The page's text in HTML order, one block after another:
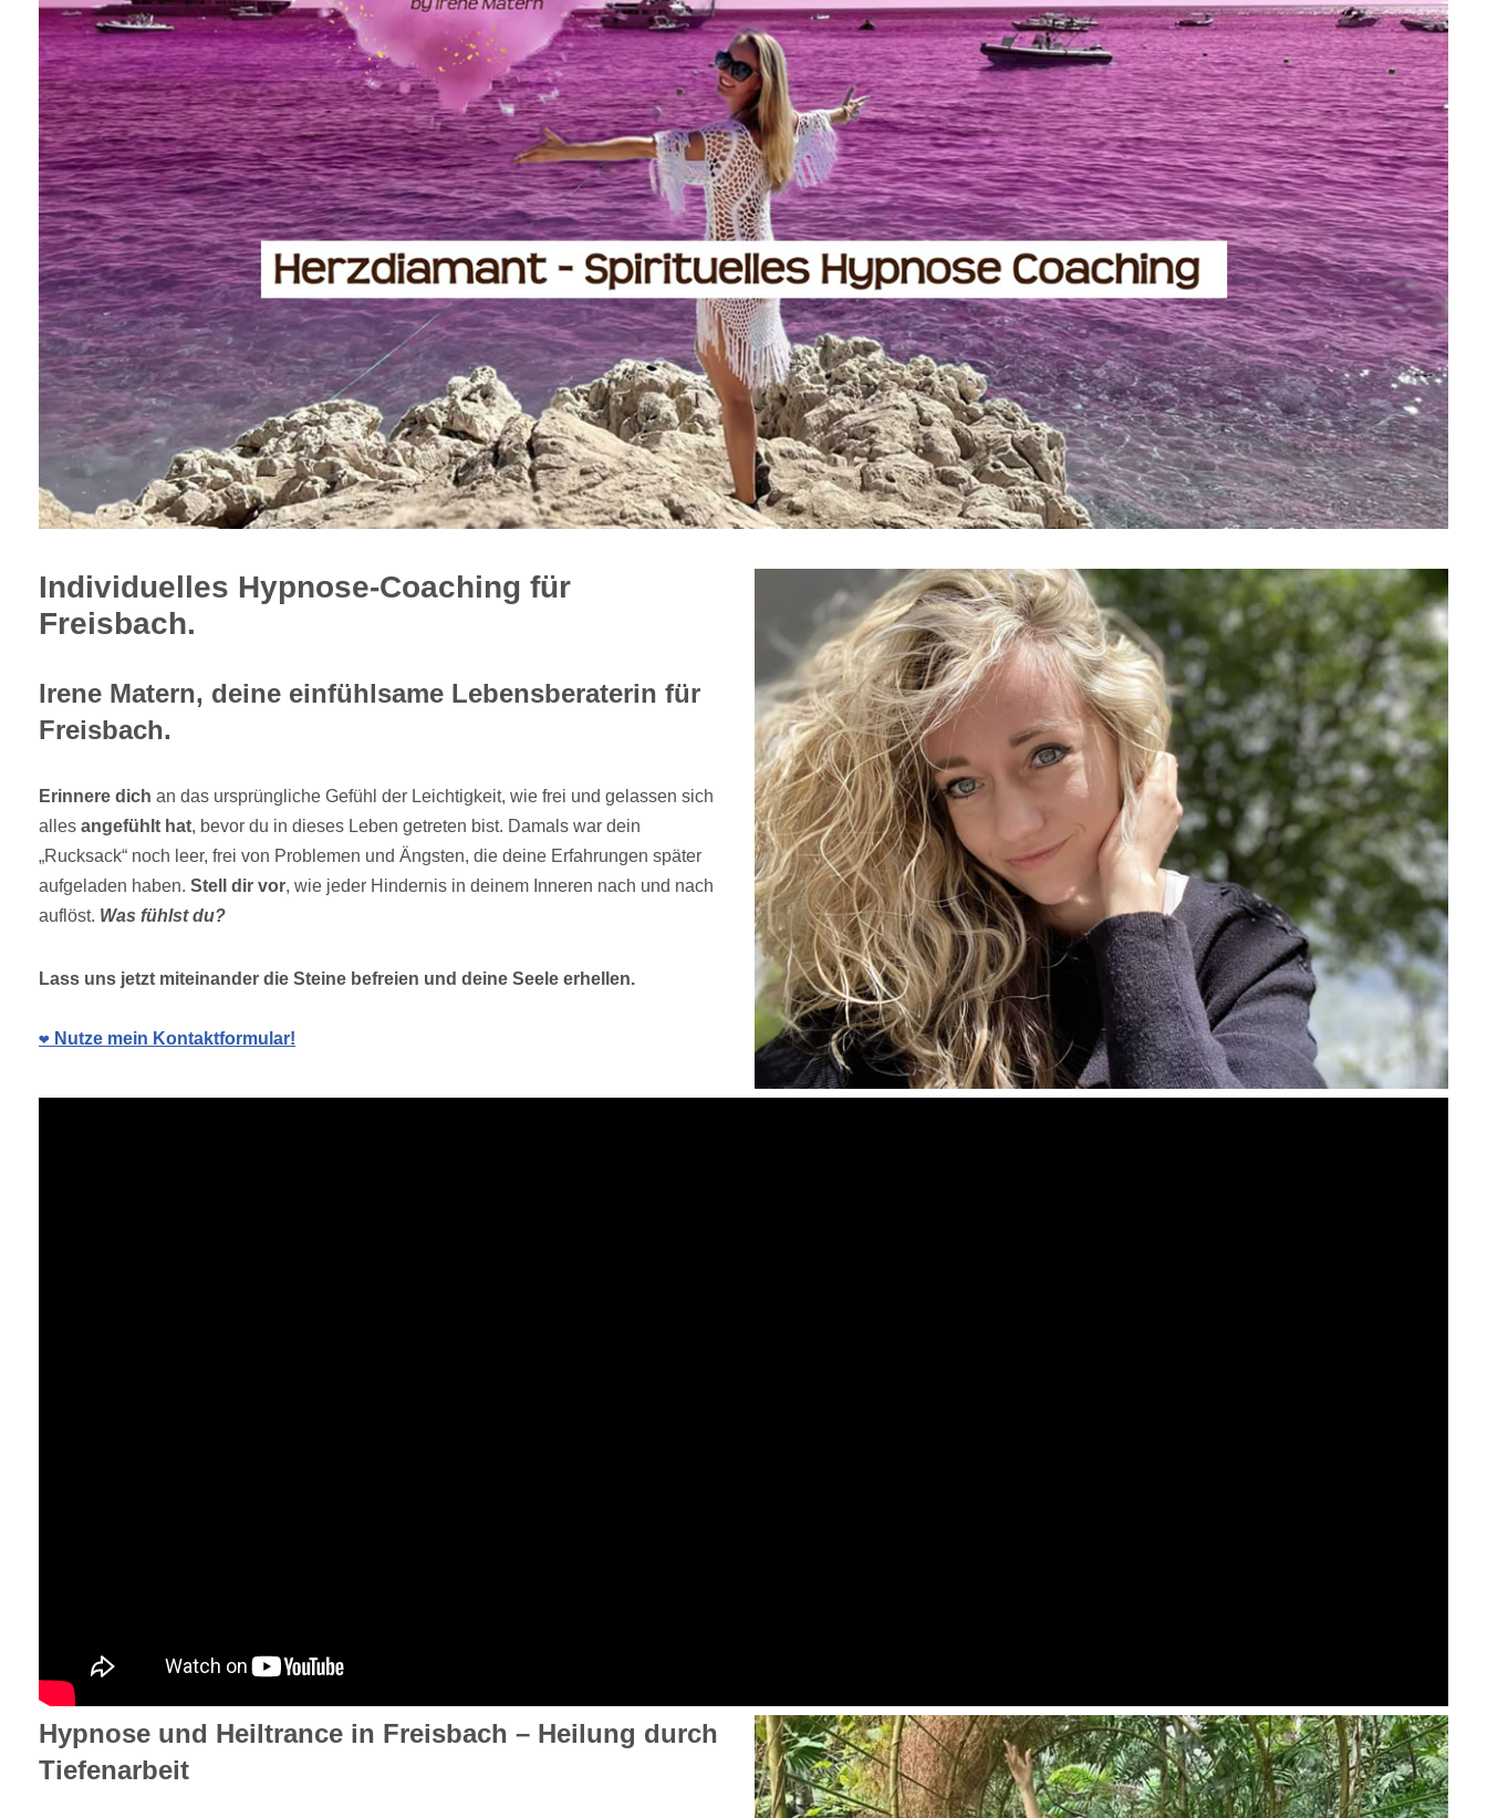
Individuelles Hypnose-Coaching für
Freisbach.
Irene Matern, deine einfühlsame Lebensberaterin für
Freisbach.
Erinnere dich an das ursprüngliche Gefühl der Leichtigkeit, wie frei und gelassen sich
alles angefühlt hat, bevor du in dieses Leben getreten bist. Damals war dein
„Rucksack“ noch leer, frei von Problemen und Ängsten, die deine Erfahrungen später
aufgeladen haben. Stell dir vor, wie jeder Hindernis in deinem Inneren nach und nach
auflöst. Was fühlst du?
Lass uns jetzt miteinander die Steine befreien und deine Seele erhellen.
❤️ Nutze mein Kontaktformular!
Hypnose und Heiltrance in Freisbach – Heilung durch
Tiefenarbeit